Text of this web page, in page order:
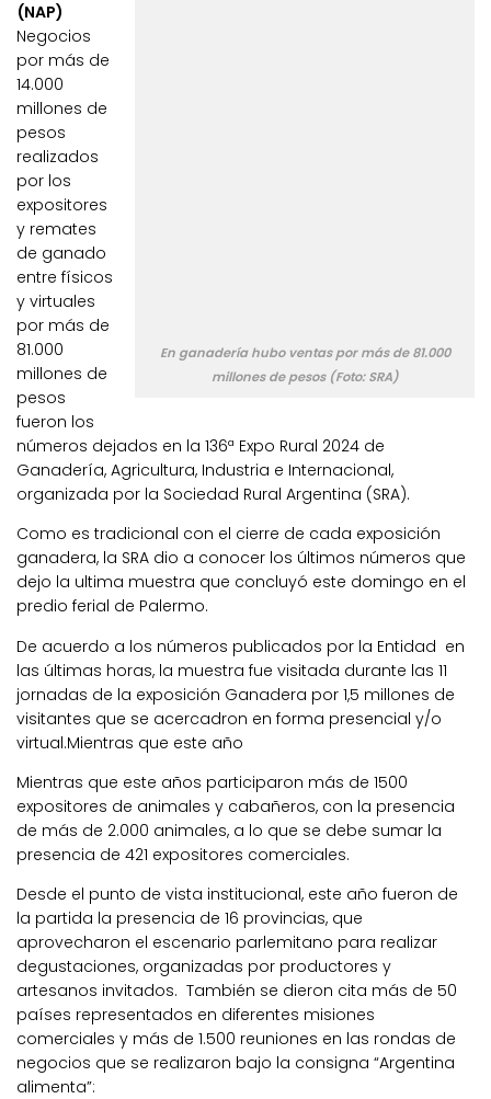
En ganadería hubo ventas por más de 81.000
millones de pesos (Foto: SRA)
(NAP)
Negocios
por más de
14.000
millones de
pesos
realizados
por los
expositores
y remates
de ganado
entre físicos
y virtuales
por más de
81.000
millones de
pesos
fueron los
números dejados en la 136ª Expo Rural 2024 de
Ganadería, Agricultura, Industria e Internacional,
organizada por la Sociedad Rural Argentina (SRA).
Como es tradicional con el cierre de cada exposición
ganadera, la SRA dio a conocer los últimos números que
dejo la ultima muestra que concluyó este domingo en el
predio ferial de Palermo.
De acuerdo a los números publicados por la Entidad en
las últimas horas, la muestra fue visitada durante las 11
jornadas de la exposición Ganadera por 1,5 millones de
visitantes que se acercadron en forma presencial y/o
virtual.Mientras que este año
Mientras que este años participaron más de 1500
expositores de animales y cabañeros, con la presencia
de más de 2.000 animales, a lo que se debe sumar la
presencia de 421 expositores comerciales.
Desde el punto de vista institucional, este año fueron de
la partida la presencia de 16 provincias, que
aprovecharon el escenario parlemitano para realizar
degustaciones, organizadas por productores y
artesanos invitados. También se dieron cita más de 50
países representados en diferentes misiones
comerciales y más de 1.500 reuniones en las rondas de
negocios que se realizaron bajo la consigna “Argentina
alimenta”: